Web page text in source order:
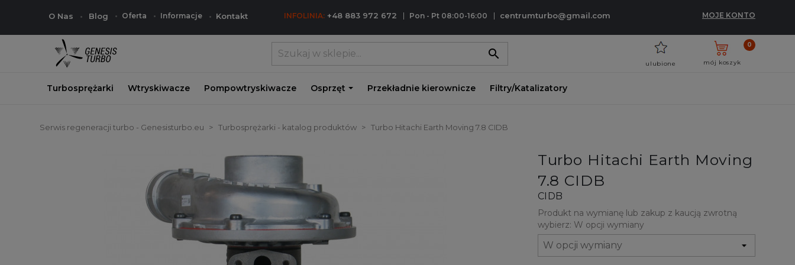
O Nas Blog Oferta Informacje Kontakt INFOLINIA: +48 883 972 672 Pon - Pt 08:00-16:00 centrumturbo@gmail.com MOJE KONTO
search
mój koszyk
0
ulubione
Turbosprężarki Wtryskiwacze Pompowtryskiwacze Osprzęt Przekładnie kierownicze Filtry/Katalizatory
Serwis regeneracji turbo - Genesisturbo.eu Turbosprężarki - katalog produktów Turbo Hitachi Earth Moving 7.8 CIDB
Turbo Hitachi Earth Moving
7.8 CIDB
CIDB
Produkt na wymianę lub zakup z kaucją zwrotną
wybierz: W opcji wymiany